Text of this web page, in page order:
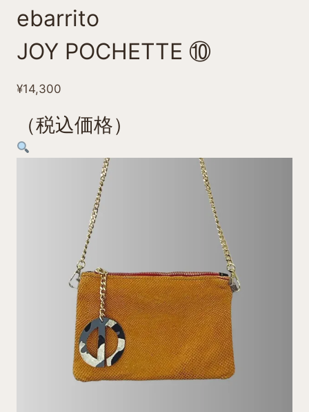
ebarrito
JOY POCHETTE ⑩
¥14,300
（税込価格）